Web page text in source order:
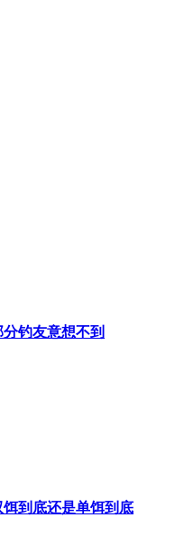
钓友意想不到
到底还是单饵到底